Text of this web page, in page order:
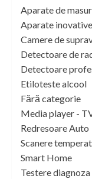
Aparate de
Aparate
Camere de
Detectoare de
Detectoare
Etiloteste alcool
Fără categorie
Media player -
Redresoare Auto
Scanere
Smart Home
Testere